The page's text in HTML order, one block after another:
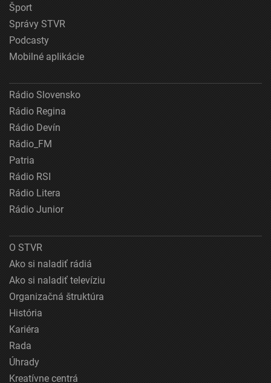
Šport
Správy STVR
Podcasty
Mobilné aplikácie
Rádio Slovensko
Rádio Regina
Rádio Devín
Rádio_FM
Patria
Rádio RSI
Rádio Litera
Rádio Junior
O STVR
Ako si naladiť rádiá
Ako si naladiť televíziu
Organizačná štruktúra
História
Kariéra
Rada
Úhrady
Kreatívne centrá